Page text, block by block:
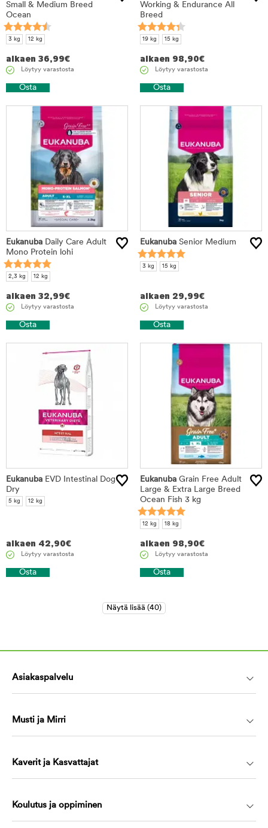
Small & Medium Breed
Ocean
3 kg 12 kg
alkaen 36,99€
Löytyy varastosta
Osta
Working & Endurance All
Breed
19 kg 15 kg
alkaen 98,90€
Löytyy varastosta
Osta
Eukanuba Daily Care Adult
Mono Protein lohi
2,3 kg 12 kg
alkaen 32,99€
Löytyy varastosta
Osta
Eukanuba Senior Medium
3 kg 15 kg
alkaen 29,99€
Löytyy varastosta
Osta
Eukanuba EVD Intestinal Dog
Dry
5 kg 12 kg
alkaen 42,90€
Löytyy varastosta
Osta
Eukanuba Grain Free Adult
Large & Extra Large Breed
Ocean Fish 3 kg
12 kg 18 kg
alkaen 98,90€
Löytyy varastosta
Osta
Asiakaspalvelu
Musti ja Mirri
Kaverit ja Kasvattajat
Koulutus ja oppiminen